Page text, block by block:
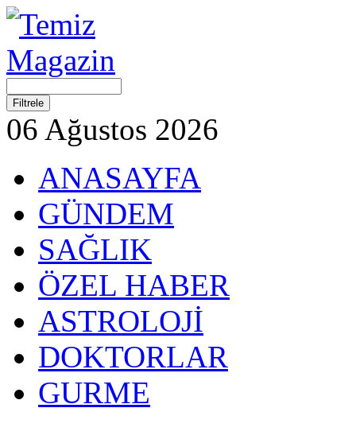
06 Ağustos 2026
ANASAYFA
GÜNDEM
SAĞLIK
ÖZEL HABER
ASTROLOJİ
DOKTORLAR
GURME